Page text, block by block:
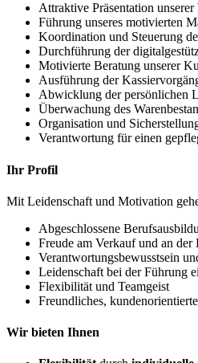
Attraktive Präsentation
Führung unseres motivierten
Koordination und Steuerung
Durchführung der
Motivierte Beratung unserer
Ausführung der
Abwicklung der persönlichen
Überwachung des
Organisation und
Verantwortung für einen
Ihr Profil
Mit Leidenschaft und Motivation
Abgeschlossene
Freude am Verkauf und an
Verantwortungsbewusstsein
Leidenschaft bei der Führung
Flexibilität und Teamgeist
Freundliches,
Wir bieten Ihnen